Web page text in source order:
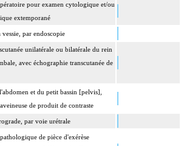
pour examen cytologique et/ou
extemporané
par endoscopie
unilatérale ou bilatérale du rein
avec échographie transcutanée de
et du petit bassin [pelvis],
de produit de contraste
par voie urétrale
de pièce d'exérèse